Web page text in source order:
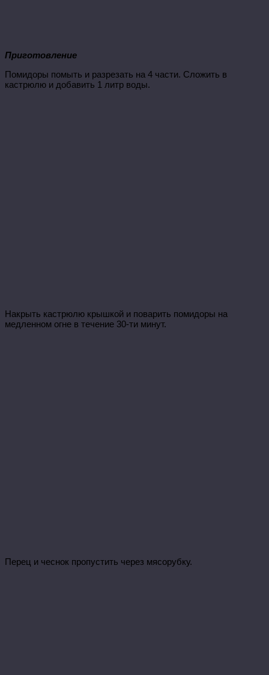
Приготовление
Помидоры помыть и разрезать на 4 части. Сложить в
кастрюлю и добавить 1 литр воды.
Накрыть кастрюлю крышкой и поварить помидоры на
медленном огне в течение 30-ти минут.
Перец и чеснок пропустить через мясорубку.